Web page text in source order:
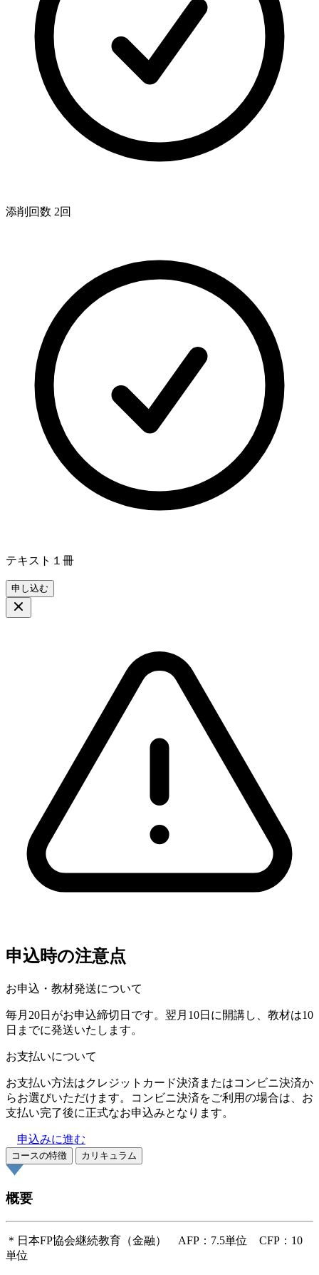
添削回数 2回
テキスト１冊
申し込む
申込時の注意点
お申込・教材発送について
毎月20日がお申込締切日です。翌月10日に開講し、教材は10
日までに発送いたします。
お支払いについて
お支払い方法はクレジットカード決済またはコンビニ決済か
らお選びいただけます。コンビニ決済をご利用の場合は、お
支払い完了後に正式なお申込みとなります。
申込みに進む
コースの特徴 カリキュラム
概要
＊日本FP協会継続教育（金融） AFP：7.5単位 CFP：10
単位